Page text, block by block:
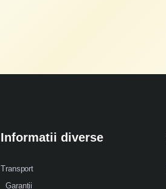
Informatii diverse
Transport
Garantii